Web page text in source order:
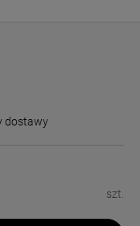
dostawy
szt.